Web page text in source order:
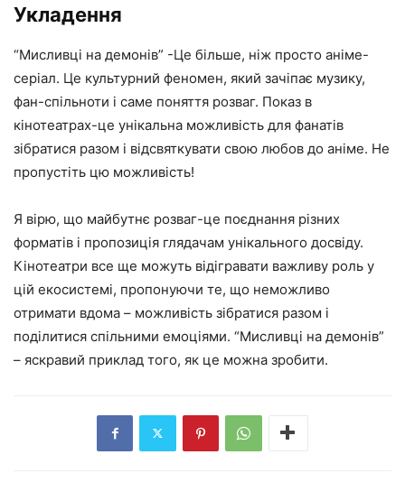
Укладення
“Мисливці на демонів” -Це більше, ніж просто аніме-
серіал. Це культурний феномен, який зачіпає музику,
фан-спільноти і саме поняття розваг. Показ в
кінотеатрах-це унікальна можливість для фанатів
зібратися разом і відсвяткувати свою любов до аніме. Не
пропустіть цю можливість!
Я вірю, що майбутнє розваг-це поєднання різних
форматів і пропозиція глядачам унікального досвіду.
Кінотеатри все ще можуть відігравати важливу роль у
цій екосистемі, пропонуючи те, що неможливо
отримати вдома – можливість зібратися разом і
поділитися спільними емоціями. “Мисливці на демонів”
– яскравий приклад того, як це можна зробити.